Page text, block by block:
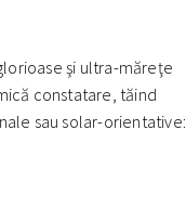
şi ultra-măreţe
constatare, tăind
sau solar-orientative: